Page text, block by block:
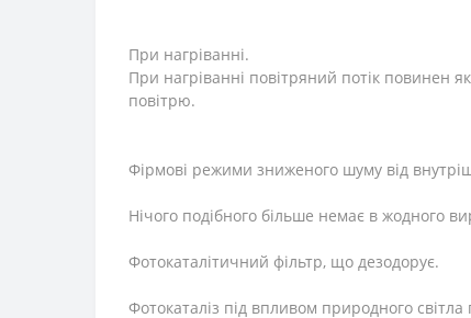
При нагріванні.
При нагріванні повітряний потік повинен
повітрю.
Фірмові режими зниженого шуму від
Нічого подібного більше немає в жодного
Фотокаталітичний фільтр, що дезодорує.
Фотокаталіз під впливом природного